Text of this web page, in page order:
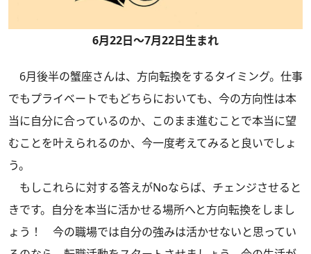
6月22日～7月22日生まれ
6月後半の蟹座さんは、方向転換をするタイミング。仕事
でもプライベートでもどちらにおいても、今の方向性は本
当に自分に合っているのか、このまま進むことで本当に望
むことを叶えられるのか、今一度考えてみると良いでしょ
う。
もしこれらに対する答えがNoならば、チェンジさせると
きです。自分を本当に活かせる場所へと方向転換をしまし
ょう！ 今の職場では自分の強みは活かせないと思ってい